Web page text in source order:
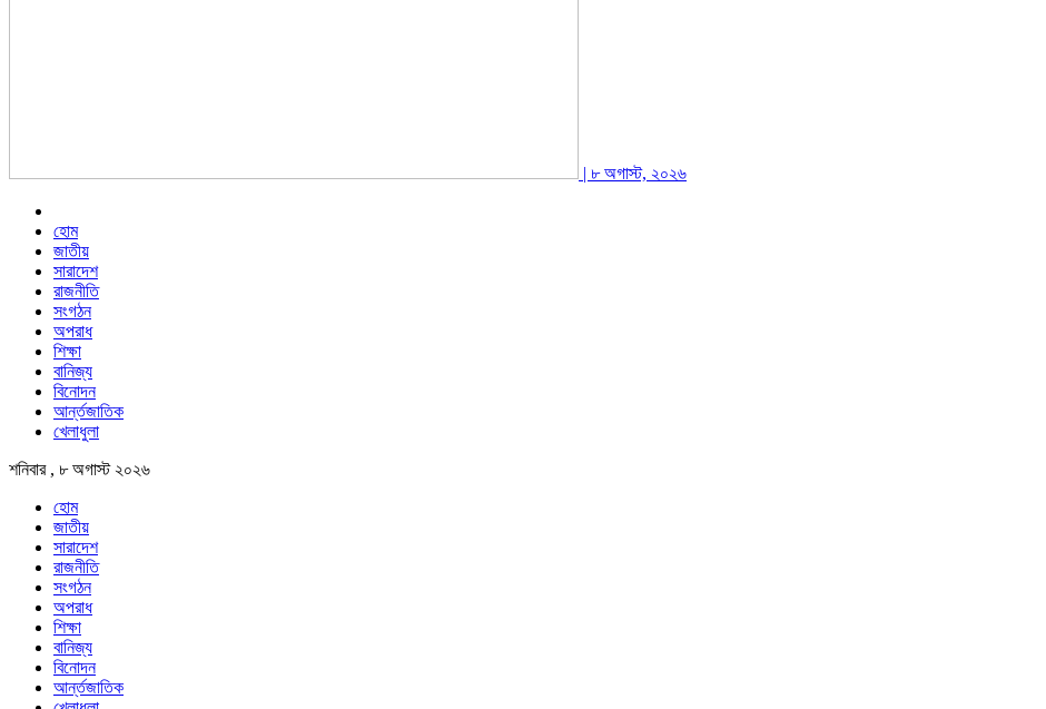
| ৮ অগাস্ট, ২০২৬
হোম
জাতীয়
সারাদেশ
রাজনীতি
সংগঠন
অপরাধ
শিক্ষা
বানিজ্য
বিনোদন
আর্ন্তজাতিক
খেলাধুলা
শনিবার , ৮ অগাস্ট ২০২৬
হোম
জাতীয়
সারাদেশ
রাজনীতি
সংগঠন
অপরাধ
শিক্ষা
বানিজ্য
বিনোদন
আর্ন্তজাতিক